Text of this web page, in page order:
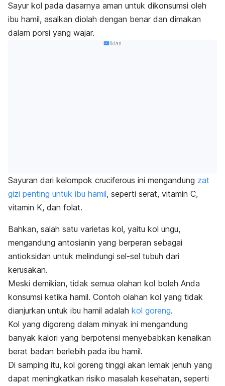
Sayur kol pada dasarnya aman untuk dikonsumsi oleh
ibu hamil, asalkan diolah dengan benar dan dimakan
dalam porsi yang wajar.
Iklan
Sayuran dari kelompok cruciferous ini mengandung zat
gizi penting untuk ibu hamil, seperti serat, vitamin C,
vitamin K, dan folat.
Bahkan, salah satu varietas kol, yaitu kol ungu,
mengandung antosianin yang berperan sebagai
antioksidan untuk melindungi sel-sel tubuh dari
kerusakan.
Meski demikian, tidak semua olahan kol boleh Anda
konsumsi ketika hamil. Contoh olahan kol yang tidak
dianjurkan untuk ibu hamil adalah kol goreng.
Kol yang digoreng dalam minyak ini mengandung
banyak kalori yang berpotensi menyebabkan kenaikan
berat badan berlebih pada ibu hamil.
Di samping itu, kol goreng tinggi akan lemak jenuh yang
dapat meningkatkan risiko masalah kesehatan, seperti